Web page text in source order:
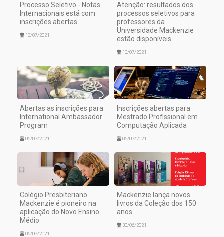
Processo Seletivo - Notas
Internacionais está com
inscrições abertas
13/07/2021
Atenção: resultados dos
processos seletivos para
professores da
Universidade Mackenzie
estão disponíveis
13/07/2021
Abertas as inscrições para
International Ambassador
Program
06/07/2021
Inscrições abertas para
Mestrado Profissional em
Computação Aplicada
06/07/2021
Colégio Presbiteriano
Mackenzie é pioneiro na
aplicação do Novo Ensino
Médio
06/07/2021
Mackenzie lança novos
livros da Coleção dos 150
anos
30/06/2021